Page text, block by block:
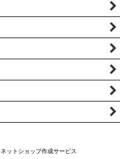
ネットショップ作成サービス